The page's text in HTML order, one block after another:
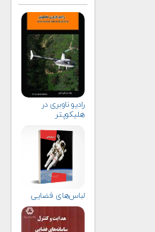
رادیو ناوبری در
هلیکوپتر
لباس‌های فضایی